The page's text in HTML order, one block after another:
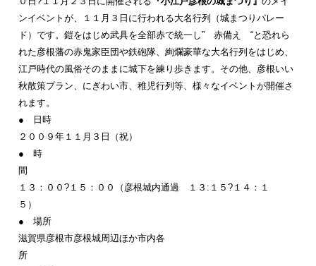
ンイベントが、１１月３日に行われる大名行列（城まつりパレー
ド）です。鎧をはじめ武具を全部赤で統一し” 赤備え “と恐れら
れた彦根藩の赤鬼家臣団や鉄砲隊、絢爛豪華な大名行列をはじめ、
江戸時代の風俗そのままに城下を練り歩きます。その他、彦根いい
秋散策プラン、にぎわい市、稚児行列等、様々なイベントが開催さ
れます。
● 日時
２００９年１１月３日（祝）
● 時
１３：００?１５：００（彦根城内通過 １３:１５?１４：１
５）
● 場所
滋賀県彦根市彦根城周辺ほか市内各
所